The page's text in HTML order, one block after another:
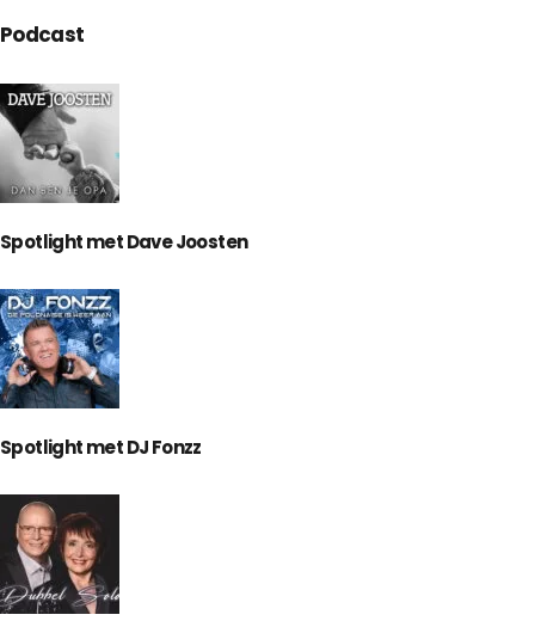
Podcast
Spotlight met Dave Joosten
Spotlight met DJ Fonzz